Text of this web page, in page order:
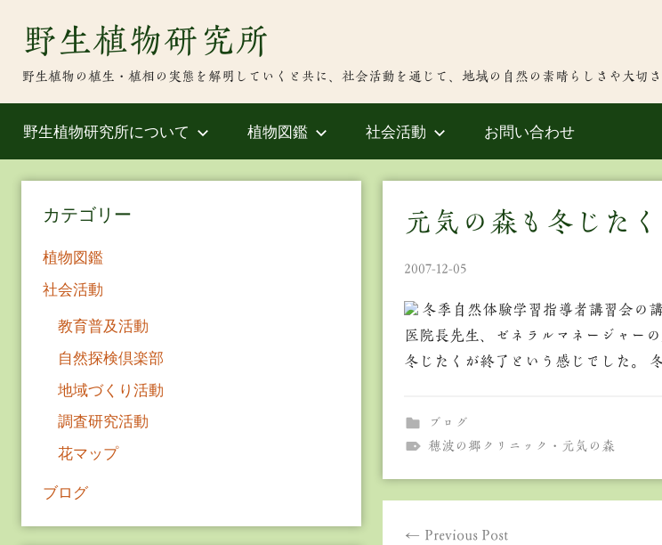
野生植物研究所
野生植物の植生・植相の実態を解明していくと共に、社会活動を通じて、地域の自然の素晴らしさや大切
野生植物研究所について 植物図鑑 社会活動 お問い合わせ
元気の森も冬じたく
2007-12-05
冬季自然体験学習指導者講習会の
医院長先生、ゼネラルマネージャー
冬じたくが終了という感じでした。
ブログ
穂波の郷クリニック・元気の森
Previous Post
カテゴリー
植物図鑑
社会活動
教育普及活動
自然探検倶楽部
地域づくり活動
調査研究活動
花マップ
ブログ